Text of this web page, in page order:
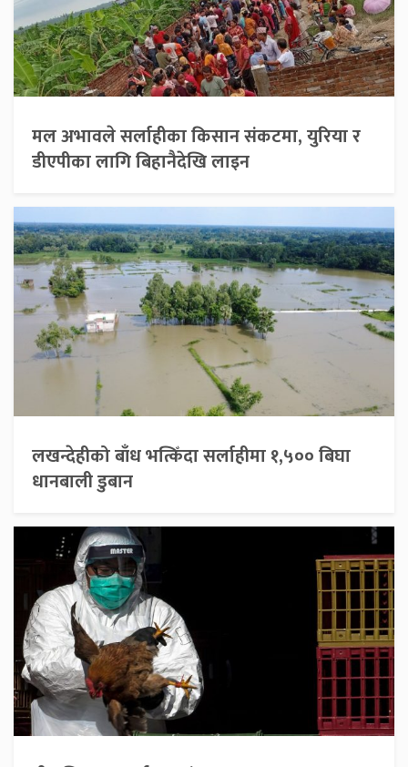
मल अभावले सर्लाहीका किसान संकटमा, युरिया र
डीएपीका लागि बिहानैदेखि लाइन
लखन्देहीको बाँध भत्किँदा सर्लाहीमा १,५०० बिघा
धानबाली डुबान